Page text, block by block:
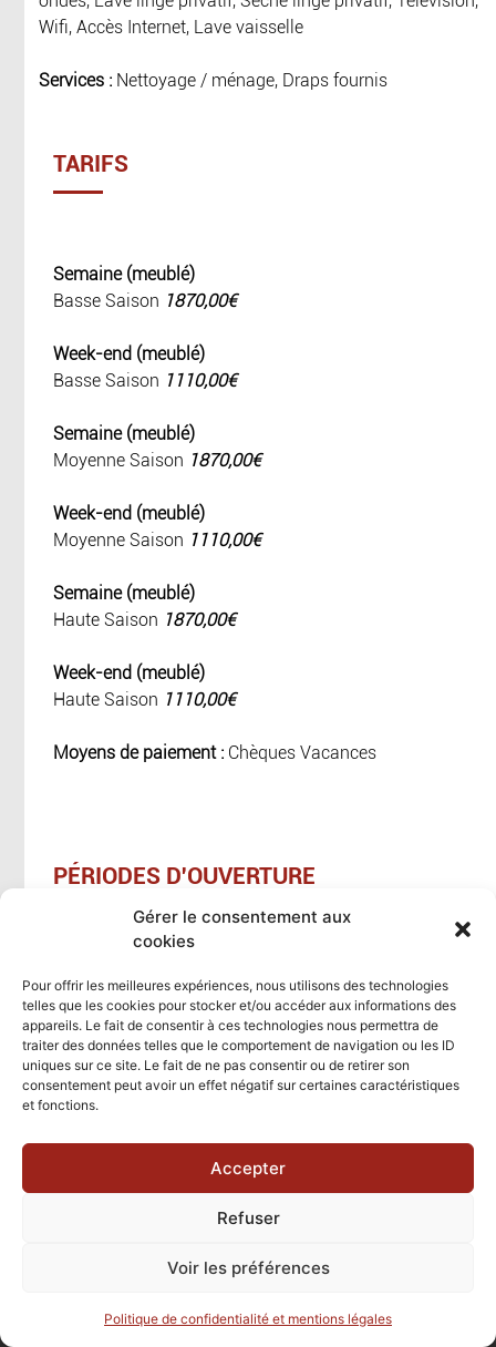
Gérer le consentement aux
cookies
Pour offrir les meilleures expériences, nous utilisons des technologies
telles que les cookies pour stocker et/ou accéder aux informations des
appareils. Le fait de consentir à ces technologies nous permettra de
traiter des données telles que le comportement de navigation ou les ID
uniques sur ce site. Le fait de ne pas consentir ou de retirer son
consentement peut avoir un effet négatif sur certaines caractéristiques
et fonctions.
Accepter
Refuser
Voir les préférences
Politique de confidentialité et mentions légales
Wifi, Accès Internet, Lave vaisselle
Services : Nettoyage / ménage, Draps fournis
TARIFS
Semaine (meublé)
Basse Saison 1870,00€
Week-end (meublé)
Basse Saison 1110,00€
Semaine (meublé)
Moyenne Saison 1870,00€
Week-end (meublé)
Moyenne Saison 1110,00€
Semaine (meublé)
Haute Saison 1870,00€
Week-end (meublé)
Haute Saison 1110,00€
Moyens de paiement : Chèques Vacances
PÉRIODES D'OUVERTURE
toute l'année
OFFICE DE TOURISME DU PAYS DE
36, place du Général de Gaulle – 61400 Mortagne-au-Perche
contact@ot-mortagneauperche.fr
Du mardi au jeudi de 10h à 12h et de 14h à 17h